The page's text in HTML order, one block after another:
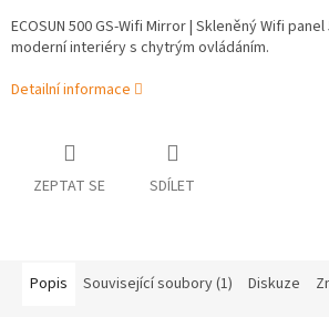
ECOSUN 500 GS-Wifi Mirror | Skleněný Wifi
moderní interiéry s chytrým ovládáním.
Detailní informace
ZEPTAT SE SDÍLET
Popis Související soubory (1) Diskuze